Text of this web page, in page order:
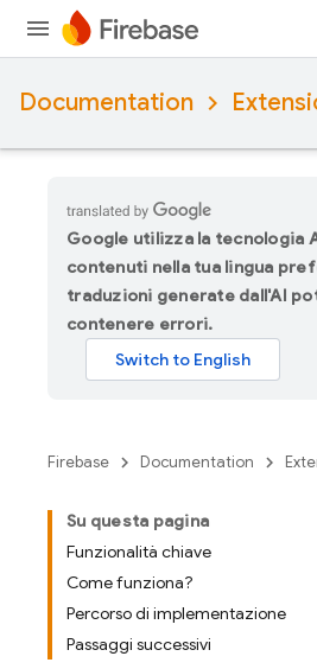
Documentation
Google utilizza la tecnologia
contenuti nella tua lingua
traduzioni generate dall'AI
contenere errori.
Firebase Documentation
Su questa pagina
Funzionalità chiave
Come funziona?
Percorso di implementazione
Passaggi successivi